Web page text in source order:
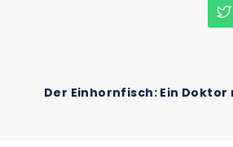
Der Einhornfisch: Ein Doktor